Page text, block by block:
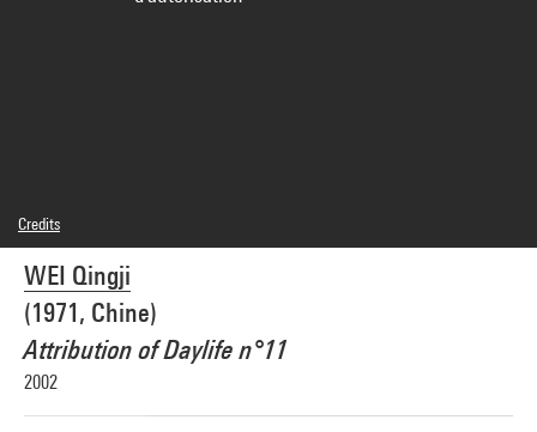
WEI Qingji
(1971, Chine)
Attribution of Daylife n°11
2002
Credits
© droits réservés
Photo credits : André Morin/Dist. GrandPalaisRmn
Image reference : 4L02036